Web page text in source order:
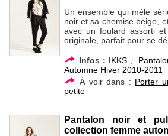
Un ensemble qui mèle
noir et sa chemise beige,
avec un foulard assorti
originale, parfait pour se
Infos : IKKS,
Automne Hiver 2010-2011
À voir dans : Porter
petite
Pantalon noir et
collection femme